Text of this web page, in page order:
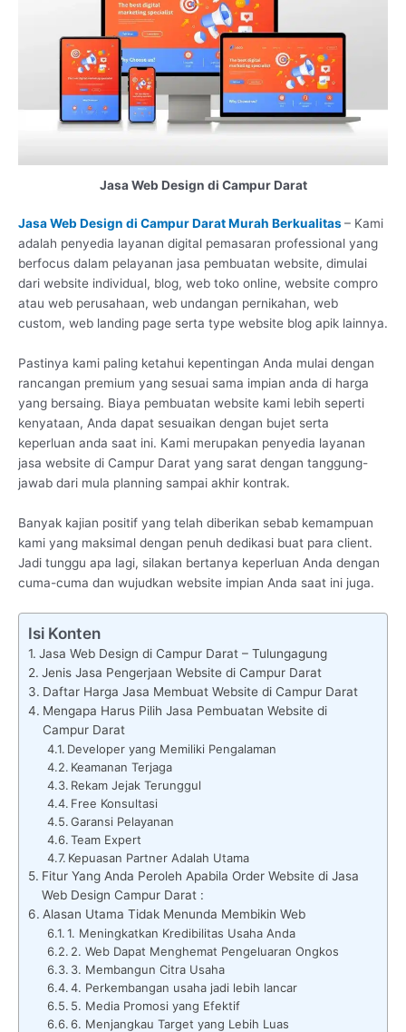
Jasa Web Design di Campur Darat
Jasa Web Design di Campur Darat Murah Berkualitas– Kami
adalah penyedia layanan digital pemasaran professional yang
berfocus dalam pelayanan jasa pembuatan website, dimulai
dari website individual, blog, web toko online, website compro
atau web perusahaan, web undangan pernikahan, web
custom, web landing page serta type website blog apik lainnya.
Pastinya kami paling ketahui kepentingan Anda mulai dengan
rancangan premium yang sesuai sama impian anda di harga
yang bersaing. Biaya pembuatan website kami lebih seperti
kenyataan, Anda dapat sesuaikan dengan bujet serta
keperluan anda saat ini. Kami merupakan penyedia layanan
jasa website di Campur Darat yang sarat dengan tanggung-
jawab dari mula planning sampai akhir kontrak.
Banyak kajian positif yang telah diberikan sebab kemampuan
kami yang maksimal dengan penuh dedikasi buat para client.
Jadi tunggu apa lagi, silakan bertanya keperluan Anda dengan
cuma-cuma dan wujudkan website impian Anda saat ini juga.
Isi Konten
Jasa Web Design di Campur Darat – Tulungagung
Jenis Jasa Pengerjaan Website di Campur Darat
Daftar Harga Jasa Membuat Website di Campur Darat
Mengapa Harus Pilih Jasa Pembuatan Website di
Campur Darat
Developer yang Memiliki Pengalaman
Keamanan Terjaga
Rekam Jejak Terunggul
Free Konsultasi
Garansi Pelayanan
Team Expert
Kepuasan Partner Adalah Utama
Fitur Yang Anda Peroleh Apabila Order Website di Jasa
Web Design Campur Darat :
Alasan Utama Tidak Menunda Membikin Web
1. Meningkatkan Kredibilitas Usaha Anda
2. Web Dapat Menghemat Pengeluaran Ongkos
3. Membangun Citra Usaha
4. Perkembangan usaha jadi lebih lancar
5. Media Promosi yang Efektif
6. Menjangkau Target yang Lebih Luas